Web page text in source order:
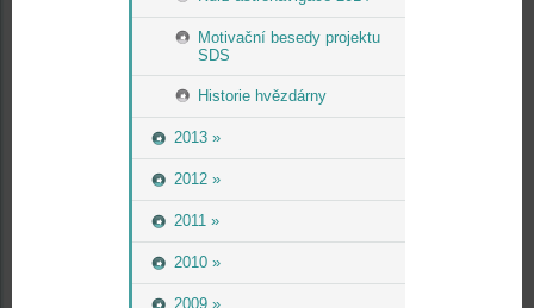
Motivační besedy projektu
SDS
Historie hvězdárny
2013 »
2012 »
2011 »
2010 »
2009 »